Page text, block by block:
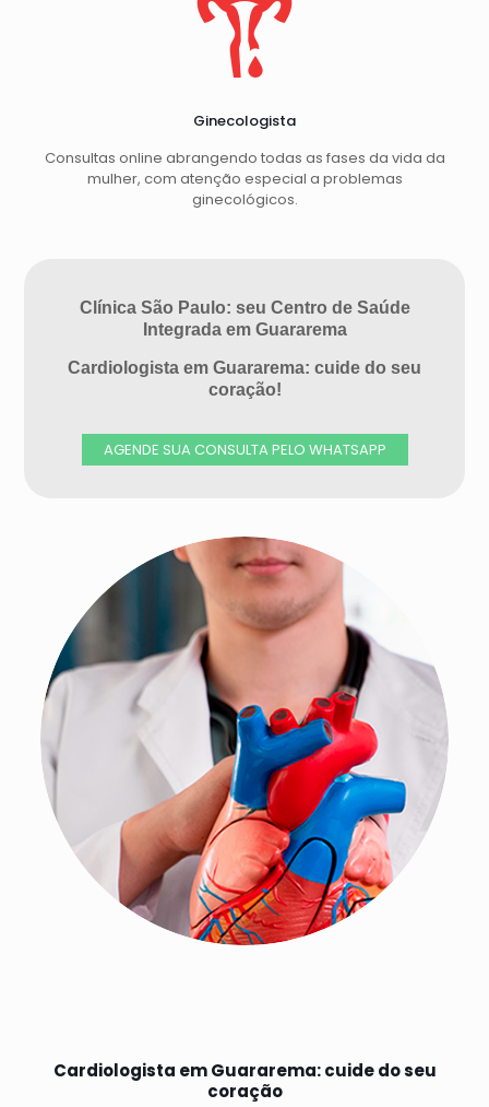
Ginecologista
Consultas online abrangendo todas as fases da vida da
mulher, com atenção especial a problemas
ginecológicos.
Clínica São Paulo: seu Centro de Saúde
Integrada em Guararema
Cardiologista em Guararema: cuide do seu
coração!
AGENDE SUA CONSULTA PELO WHATSAPP
Cardiologista em Guararema: cuide do seu
coração